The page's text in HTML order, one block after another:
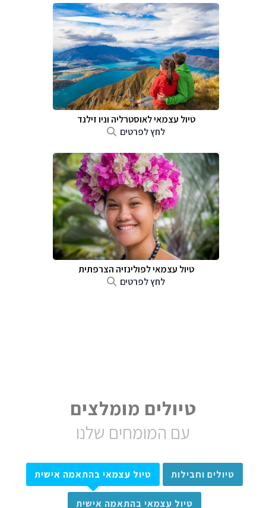
טיול עצמאי לאוסטרליה וניו זילנד
לחץ לפרטים
טיול עצמאי לפולינזיה הצרפתית
לחץ לפרטים
טיולים מומלצים
עם המומחים שלנו
טיולים וחבילות טיול עצמאי בהתאמה אישית
טיול עצמאי בהתאמה אישית